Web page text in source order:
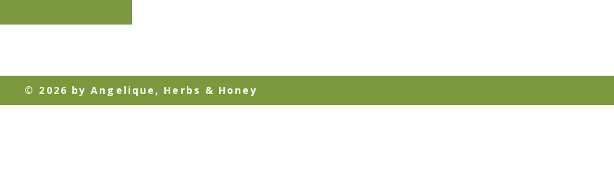
© 2026 by Angelique, Herbs & Honey